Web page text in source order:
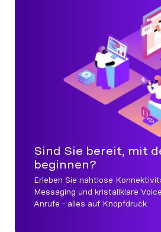
Sind Sie bereit, mit
beginnen?
Erleben Sie nahtlose
Messaging und kristallklare
Anrufe - alles auf Knopfdruck.